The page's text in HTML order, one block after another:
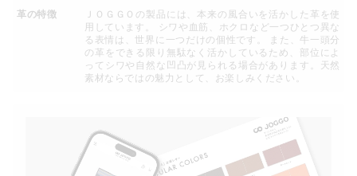
革の特徴
ＪＯＧＧＯの製品には、本来の風合いを活かした革を使
用しています。 シワや血筋、ホクロなど一つひとつ異な
る表情は、世界に一つだけの個性です。 また、牛一頭分
の革をできる限り無駄なく活かしているため、部位によ
ってシワや自然な凹凸が見られる場合があります。天然
素材ならではの魅力として、お楽しみください。